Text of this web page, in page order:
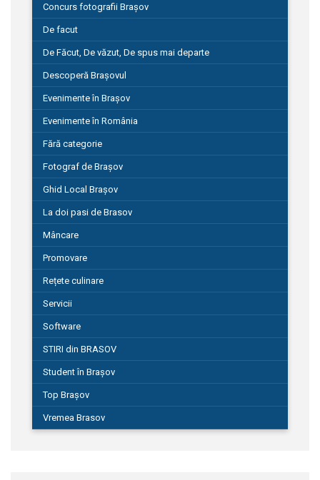
Concurs fotografii Brașov
De facut
De Făcut, De văzut, De spus mai departe
Descoperă Brașovul
Evenimente în Brașov
Evenimente în România
Fără categorie
Fotograf de Brașov
Ghid Local Brașov
La doi pasi de Brasov
Mâncare
Promovare
Rețete culinare
Servicii
Software
STIRI din BRASOV
Student în Brașov
Top Brașov
Vremea Brasov